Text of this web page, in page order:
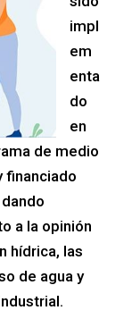
impl
em
enta
do
en
de medio
financiado
a la opinión
hídrica, las
de agua y